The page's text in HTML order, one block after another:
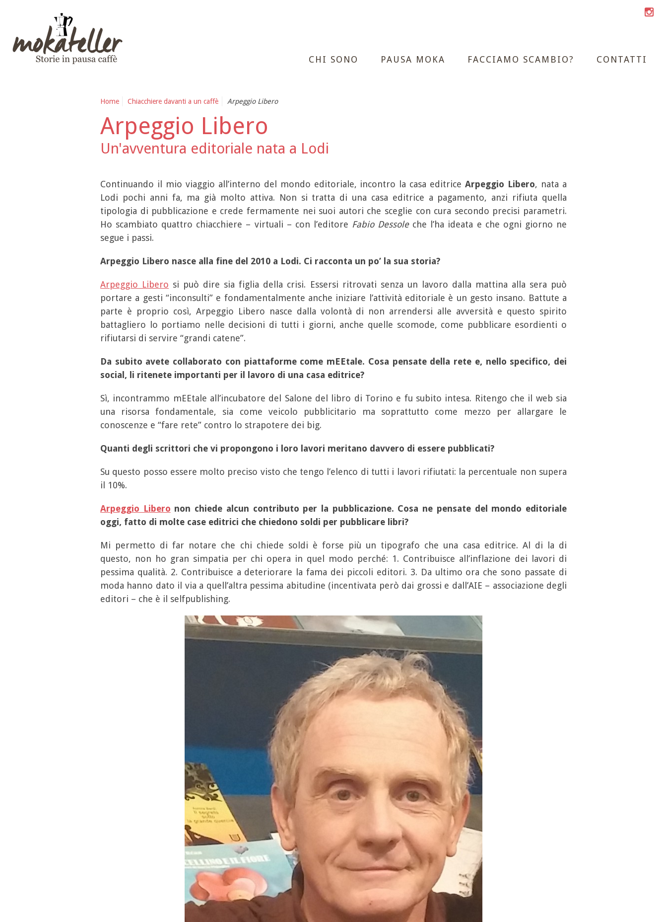
CHI SONO PAUSA MOKA FACCIAMO SCAMBIO? CONTATTI
Home Chiacchiere davanti a un caffè Arpeggio Libero
Arpeggio Libero
Un'avventura editoriale nata a Lodi
Continuando il mio viaggio all’interno del mondo editoriale, incontro la casa editriceArpeggio Libero, nata a
Lodi pochi anni fa, ma già molto attiva. Non si tratta di una casa editrice a pagamento, anzi rifiuta quella
tipologia di pubblicazione e crede fermamente nei suoi autori che sceglie con cura secondo precisi parametri.
Ho scambiato quattro chiacchiere – virtuali – con l’editore Fabio Dessoleche l’ha ideata e che ogni giorno ne
segue i passi.
Arpeggio Libero nasce alla fine del 2010 a Lodi. Ci racconta un po’ la sua storia?
Arpeggio Libero si può dire sia figlia della crisi. Essersi ritrovati senza un lavoro dalla mattina alla sera può
portare a gesti “inconsulti” e fondamentalmente anche iniziare l’attività editoriale è un gesto insano. Battute a
parte è proprio così, Arpeggio Libero nasce dalla volontà di non arrendersi alle avversità e questo spirito
battagliero lo portiamo nelle decisioni di tutti i giorni, anche quelle scomode, come pubblicare esordienti o
rifiutarsi di servire “grandi catene”.
Da subito avete collaborato con piattaforme come mEEtale. Cosa pensate della rete e, nello specifico, dei
social, li ritenete importanti per il lavoro di una casa editrice?
Sì, incontrammo mEEtale all’incubatore del Salone del libro di Torino e fu subito intesa. Ritengo che il web sia
una risorsa fondamentale, sia come veicolo pubblicitario ma soprattutto come mezzo per allargare le
conoscenze e “fare rete” contro lo strapotere dei big.
Quanti degli scrittori che vi propongono i loro lavori meritano davvero di essere pubblicati?
Su questo posso essere molto preciso visto che tengo l’elenco di tutti i lavori rifiutati: la percentuale non supera
il 10%.
Arpeggio Libero non chiede alcun contributo per la pubblicazione. Cosa ne pensate del mondo editoriale
oggi, fatto di molte case editrici che chiedono soldi per pubblicare libri?
Mi permetto di far notare che chi chiede soldi è forse più un tipografo che una casa editrice. Al di la di
questo, non ho gran simpatia per chi opera in quel modo perché: 1. Contribuisce all’inflazione dei lavori di
pessima qualità. 2. Contribuisce a deteriorare la fama dei piccoli editori. 3. Da ultimo ora che sono passate di
moda hanno dato il via a quell’altra pessima abitudine (incentivata però dai grossi e dall’AIE – associazione degli
editori – che è il selfpublishing.